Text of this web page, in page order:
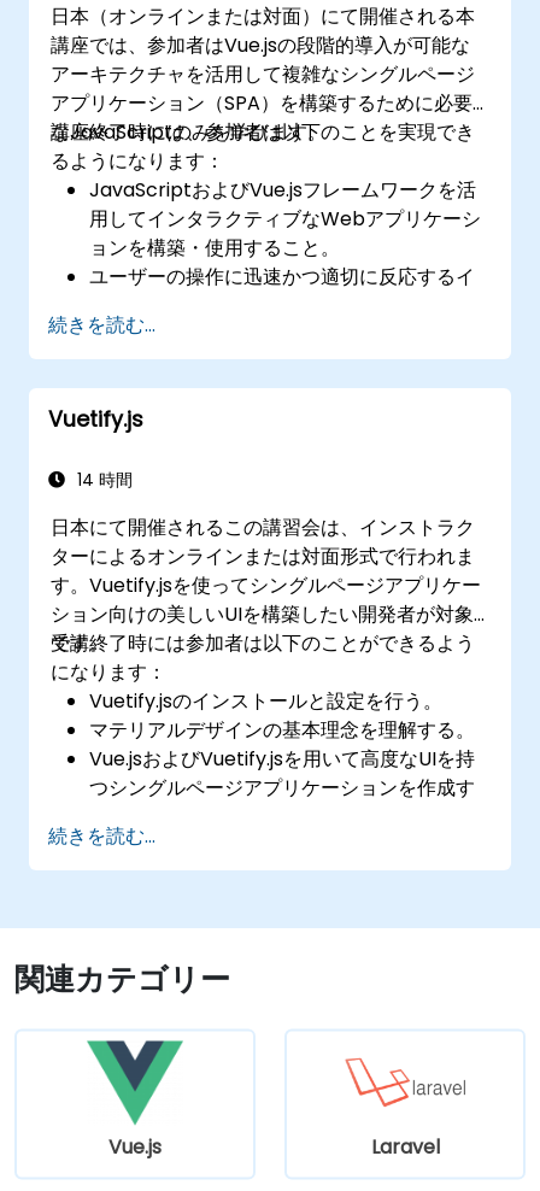
日本（オンラインまたは対面）にて開催される本
講座では、参加者はVue.jsの段階的導入が可能な
アーキテクチャを活用して複雑なシングルページ
アプリケーション（SPA）を構築するために必要
なJavaScriptのみを学びます。
講座終了時には、参加者は以下のことを実現でき
るようになります：
JavaScriptおよびVue.jsフレームワークを活
用してインタラクティブなWebアプリケーシ
ョンを構築・使用すること。
ユーザーの操作に迅速かつ適切に反応するイ
モジュール化され再利用可能なコードの作
成。
小規模な画面構成から本格的なシングルペー
ジアプリケーションへと段階的に発展させる
続きを読む...
Vuetify.js
14 時間
日本にて開催されるこの講習会は、インストラク
ターによるオンラインまたは対面形式で行われま
す。Vuetify.jsを使ってシングルページアプリケー
ション向けの美しいUIを構築したい開発者が対象
です。
受講終了時には参加者は以下のことができるよう
になります：
Vuetify.jsのインストールと設定を行う。
マテリアルデザインの基本理念を理解する。
Vue.jsおよびVuetify.jsを用いて高度なUIを持
つシングルページアプリケーションを作成す
続きを読む...
関連カテゴリー
Vue.js Laravel